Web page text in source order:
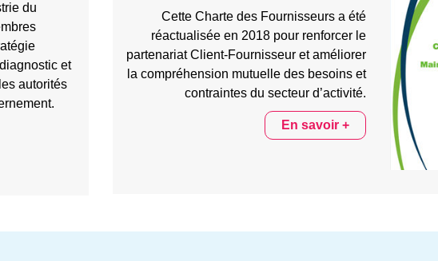
du
et
autorités
Cette Charte des Fournisseurs a été
réactualisée en 2018 pour renforcer le
partenariat Client-Fournisseur et améliorer
la compréhension mutuelle des besoins et
contraintes du secteur d’activité.
En savoir +